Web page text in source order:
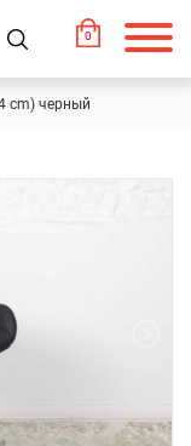
0
cm) черный